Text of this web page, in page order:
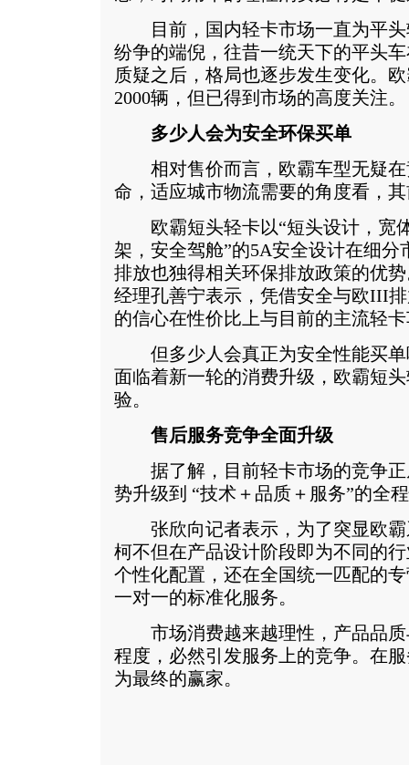
目前，国内轻卡市场一直为平头
纷争的端倪，往昔一统天下的平头
质疑之后，格局也逐步发生变化。
2000辆，但已得到市场的高度关注。
多少人会为安全环保买单
相对售价而言，欧霸车型无疑在
命，适应城市物流需要的角度看，
欧霸短头轻卡以“短头设计，宽
架，安全驾舱”的5A安全设计在细
排放也独得相关环保排放政策的优
经理孔善宁表示，凭借安全与欧III
的信心在性价比上与目前的主流轻
但多少人会真正为安全性能买单
面临着新一轮的消费升级，欧霸短
验。
售后服务竞争全面升级
据了解，目前轻卡市场的竞争正
势升级到 “技术＋品质＋服务”的全
张欣向记者表示，为了突显欧霸
柯不但在产品设计阶段即为不同的
个性化配置，还在全国统一匹配的
一对一的标准化服务。
市场消费越来越理性，产品品质
程度，必然引发服务上的竞争。在
为最终的赢家。